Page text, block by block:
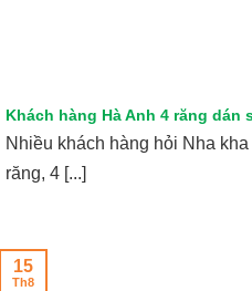
Khách hàng Hà Anh 4 răng dán
Nhiều khách hàng hỏi Nha
răng, 4 [...]
15
Th8